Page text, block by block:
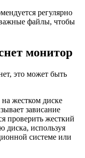
регулярно
важные файлы, чтобы
монитор
это может быть
жестком диске
зависание
проверить жесткий
диска, используя
системе или